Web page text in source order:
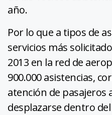
año.
Por lo que a tipos de
servicios más
2013 en la red de
900.000 asistencias,
atención de
desplazarse dentro